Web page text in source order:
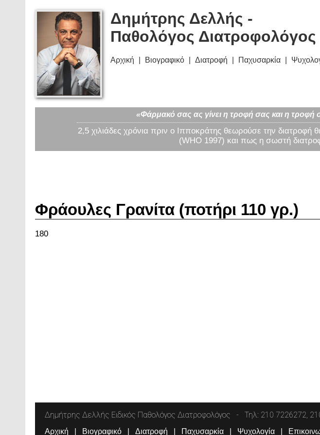
Δημήτρης Δελλής -
Παθολόγος Διατροφολόγος
Αρχική Βιογραφικό Διατροφή Παχυσαρκία
«Φάρμακό σας ας γίνει η τροφή σας και η
2,5 χιλιάδες χρόνια πριν ο Ιπποκράτης θεωρούσε την διατροφή
(WHO 1997) και πως η σωστή
Φράουλες Γρανίτα (ποτήρι 110 γρ.)
180
Δημήτρης Δελλής Ειδικός Παθολόγος Διατροφολόγος Τηλ: 210 7226272,
Αρχική Βιογραφικό Διατροφή Παχυσαρκία Ψυχολογία